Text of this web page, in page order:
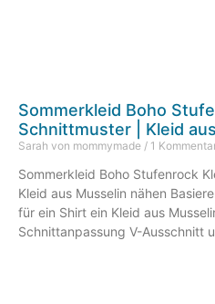
Sommerkleid Boho
Schnittmuster | Kleid
Sarah von mommymade 1
Sommerkleid Boho Stufenrock
Kleid aus Musselin nähen
für ein Shirt ein Kleid aus
Schnittanpassung V-Ausschnitt